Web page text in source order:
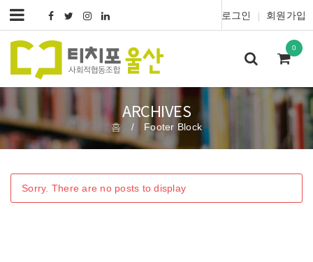
로그인 회원가입
0
ARCHIVES
홈 / Footer Block
Sorry. There are no posts to display